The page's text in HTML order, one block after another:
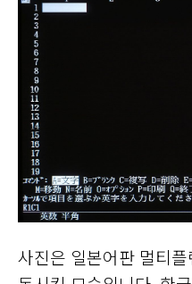
사진은 일본어판 멀티